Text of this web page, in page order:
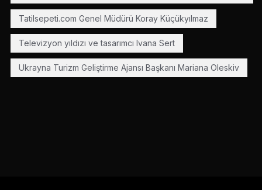
Tatilsepeti.com Genel Müdürü Koray Küçükyılmaz
Televizyon yıldızı ve tasarımcı Ivana Sert
Ukrayna Turizm Geliştirme Ajansı Başkanı Mariana Oleskiv